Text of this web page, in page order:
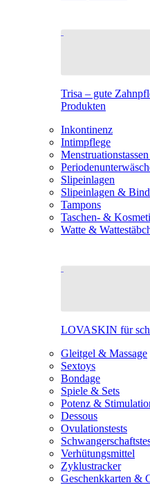
Trisa – gute
Produkten
Inkontinenz
Intimpflege
Slipeinlagen
Slipeinlagen &
Tampons
Taschen- &
Watte &
LOVASKIN für
Gleitgel & Massage
Sextoys
Bondage
Spiele & Sets
Potenz &
Dessous
Ovulationstests
Verhütungsmittel
Zyklustracker
Geschenkkarten &